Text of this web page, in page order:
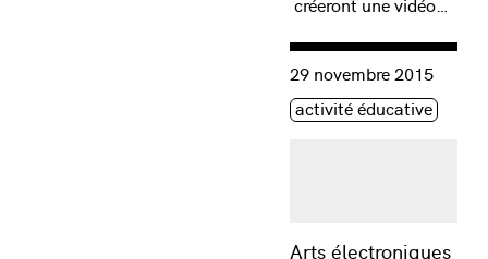
Arts électroniques
Consulter « Arts
29 novembre 2015
Étiquette(s)
activité éducative